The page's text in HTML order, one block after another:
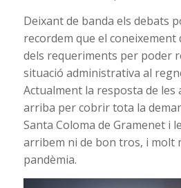
Deixant de banda els debats
recordem que el coneixement
dels requeriments per poder
situació administrativa al
Actualment la resposta de les
arriba per cobrir tota la
Santa Coloma de Gramenet i
arribem ni de bon tros, i molt
pandèmia.